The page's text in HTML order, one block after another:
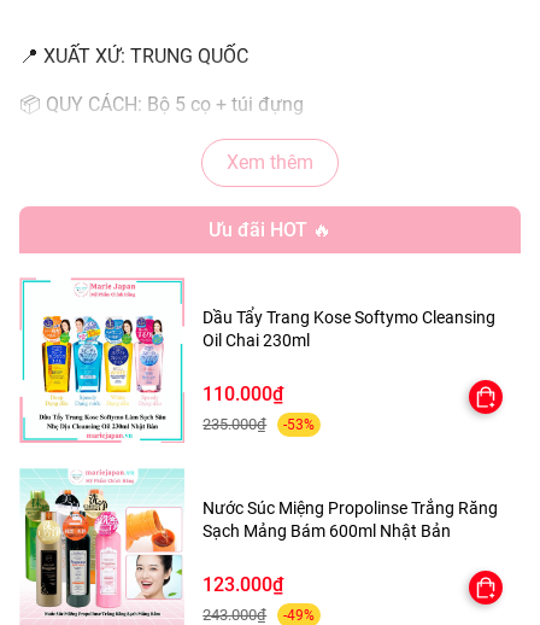
📍 XUẤT XỨ: TRUNG QUỐC
📦 QUY CÁCH: Bộ 5 cọ + túi đựng
Hỗ trợ tán phấn, tạo khối, kẻ mày và trang điểm chi tiết.
Lông cọ mềm mịn, an toàn cho da, không gây rát hay kích
ứng.
Bám phấn tốt, giúp lớp trang điểm mịn đẹp, lâu trôi.
Thiết kế nhỏ gọn, tiện mang theo khi đi xa.
📌 HƯỚNG DẪN SỬ DỤNG
Sử dụng từng loại cọ theo chức năng: tán nền, phủ phấn,
đánh má, tạo khối, kẻ mày.
Xem thêm
Ưu đãi HOT 🔥
Dầu Tẩy Trang Kose Softymo Cleansing
Oil Chai 230ml
110.000₫
235.000₫ -53%
Nước Súc Miệng Propolinse Trắng Răng
Sạch Mảng Bám 600ml Nhật Bản
123.000₫
243.000₫ -49%